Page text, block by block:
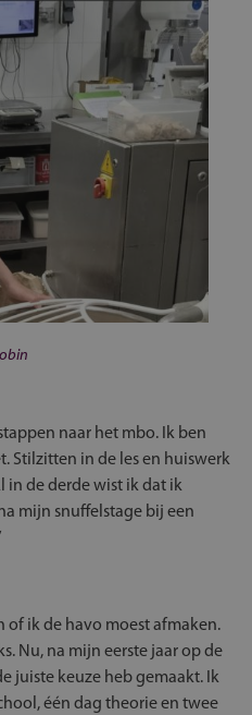
naar het mbo. Ik ben
Stilzitten in de les en huiswerk
in de derde wist ik dat ik
mijn snuffelstage bij een
of ik de havo moest afmaken.
Nu, na mijn eerste jaar op de
juiste keuze heb gemaakt. Ik
één dag theorie en twee